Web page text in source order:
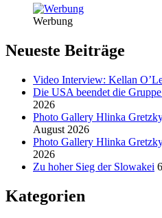
Werbung
Neueste Beiträge
Video Interview: Kellan
Die USA beendet die
2026
Photo Gallery Hlinka
August 2026
Photo Gallery Hlinka
2026
Zu hoher Sieg der Slowakei
Kategorien